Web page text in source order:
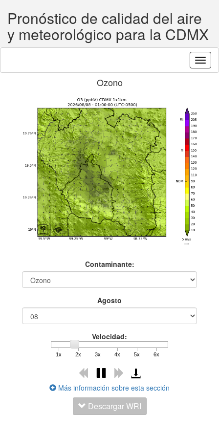
Pronóstico de calidad del aire
y meteorológico para la CDMX
Ozono
Contaminante:
Agosto
Velocidad:
1x 2x 3x 4x 5x 6x
Más información sobre esta sección
Descargar WRI